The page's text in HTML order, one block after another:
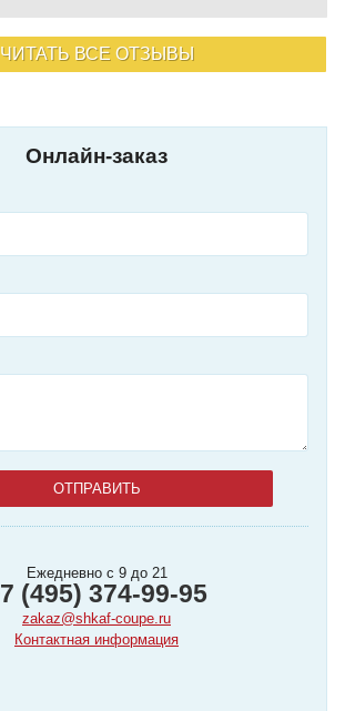
ЧИТАТЬ ВСЕ ОТЗЫВЫ
Онлайн-заказ
Ежедневно с 9 до 21
(495) 374-99-95
zakaz@shkaf-coupe.ru
Контактная информация